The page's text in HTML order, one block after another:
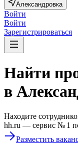
Александровка
Войти
Войти
Зарегистрироваться
Найти
в
Находите
hh.ru — сервис № 1
Разместить